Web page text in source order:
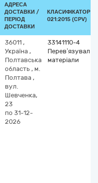
АДРЕСА
ДОСТАВКИ /
ПЕРІОД
ДОСТАВКИ
КЛАСИФІКАТОР
021:2015 (CPV)
36011 ,
Україна ,
Полтавська
область , м.
Полтава ,
вул.
Шевченка,
23
по 31-12-
2026
33141110-4
матеріали